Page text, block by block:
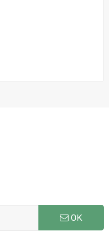
OK